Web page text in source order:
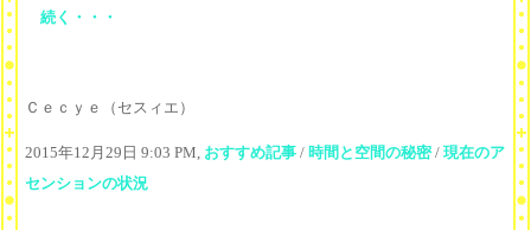
続く・・・
Ｃｅｃｙｅ（セスィエ）
2015年12月29日 9:03 PM, おすすめ記事 / 時間と空間の秘密/ 現在のア
センションの状況